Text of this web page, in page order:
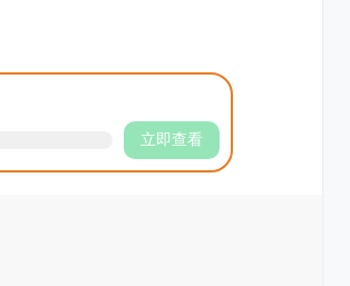
立即查看